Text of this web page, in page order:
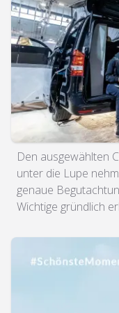
Den ausgewählten
unter die Lupe
genaue
Wichtige gründlich